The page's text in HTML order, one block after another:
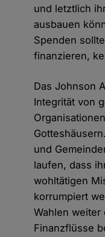
und letztlich
ausbauen
Spenden
finanzieren,
Das Johnson
Integrität von
und
laufen, dass
wohltätigen
korrumpiert
Wahlen
Finanzflüsse